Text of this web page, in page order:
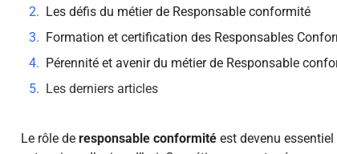
Les défis du métier de Responsable conformité
Formation et certification des Responsables
Pérennité et avenir du métier de Responsable
Les derniers articles
Le rôle de responsable conformité est devenu